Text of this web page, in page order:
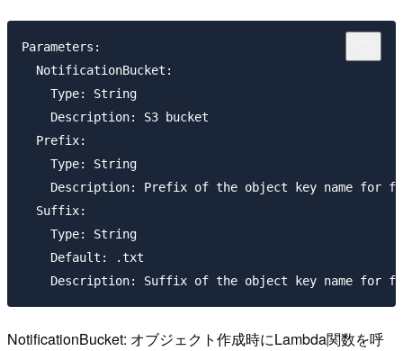
Parameters:
  NotificationBucket:
    Type: String
    Description: S3 bucket
  Prefix:
    Type: String
Description: Prefix of the object key name for
  Suffix:
    Type: String
    Default: .txt
NotificationBucket: オブジェクト作成時にLambda関数を呼